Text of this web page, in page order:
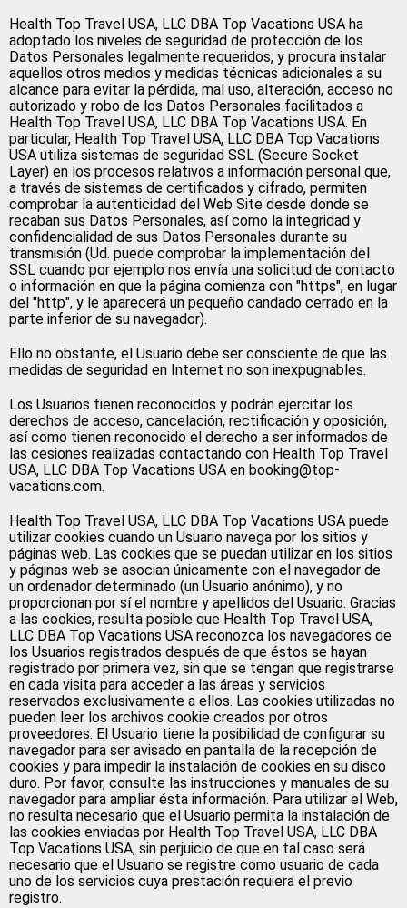
Health Top Travel USA, LLC DBA Top Vacations USA ha
adoptado los niveles de seguridad de protección de los
Datos Personales legalmente requeridos, y procura instalar
aquellos otros medios y medidas técnicas adicionales a su
alcance para evitar la pérdida, mal uso, alteración, acceso no
autorizado y robo de los Datos Personales facilitados a
Health Top Travel USA, LLC DBA Top Vacations USA. En
particular, Health Top Travel USA, LLC DBA Top Vacations
USA utiliza sistemas de seguridad SSL (Secure Socket
Layer) en los procesos relativos a información personal que,
a través de sistemas de certificados y cifrado, permiten
comprobar la autenticidad del Web Site desde donde se
recaban sus Datos Personales, así como la integridad y
confidencialidad de sus Datos Personales durante su
transmisión (Ud. puede comprobar la implementación del
SSL cuando por ejemplo nos envía una solicitud de contacto
o información en que la página comienza con "https", en lugar
del "http", y le aparecerá un pequeño candado cerrado en la
parte inferior de su navegador).
Ello no obstante, el Usuario debe ser consciente de que las
medidas de seguridad en Internet no son inexpugnables.
Los Usuarios tienen reconocidos y podrán ejercitar los
derechos de acceso, cancelación, rectificación y oposición,
así como tienen reconocido el derecho a ser informados de
las cesiones realizadas contactando con Health Top Travel
USA, LLC DBA Top Vacations USA en booking@top-
vacations.com.
Health Top Travel USA, LLC DBA Top Vacations USA puede
utilizar cookies cuando un Usuario navega por los sitios y
páginas web. Las cookies que se puedan utilizar en los sitios
y páginas web se asocian únicamente con el navegador de
un ordenador determinado (un Usuario anónimo), y no
proporcionan por sí el nombre y apellidos del Usuario. Gracias
a las cookies, resulta posible que Health Top Travel USA,
LLC DBA Top Vacations USA reconozca los navegadores de
los Usuarios registrados después de que éstos se hayan
registrado por primera vez, sin que se tengan que registrarse
en cada visita para acceder a las áreas y servicios
reservados exclusivamente a ellos. Las cookies utilizadas no
pueden leer los archivos cookie creados por otros
proveedores. El Usuario tiene la posibilidad de configurar su
navegador para ser avisado en pantalla de la recepción de
cookies y para impedir la instalación de cookies en su disco
duro. Por favor, consulte las instrucciones y manuales de su
navegador para ampliar ésta información. Para utilizar el Web,
no resulta necesario que el Usuario permita la instalación de
las cookies enviadas por Health Top Travel USA, LLC DBA
Top Vacations USA, sin perjuicio de que en tal caso será
necesario que el Usuario se registre como usuario de cada
uno de los servicios cuya prestación requiera el previo
registro.